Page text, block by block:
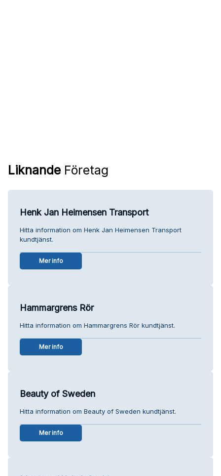
Liknande Företag
Henk Jan Heimensen Transport
Hitta information om Henk Jan Heimensen Transport
kundtjänst.
Mer info
Hammargrens Rör
Hitta information om Hammargrens Rör kundtjänst.
Mer info
Beauty of Sweden
Hitta information om Beauty of Sweden kundtjänst.
Mer info